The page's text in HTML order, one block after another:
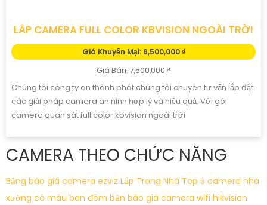
LẮP CAMERA FULL COLOR KBVISION NGOÀI TRỜI
Giá Khuyến Mại: 6,500,000 ₫
Giá Bán: 7,500,000 ₫
Chúng tôi công ty an thành phát chúng tôi chuyên tư vấn lắp đặt
các giải pháp camera an ninh hợp lý và hiệu quả. Với gói
camera quan sát full color kbvision ngoài trời
CAMERA THEO CHỨC NĂNG
Bảng báo giá camera ezviz Lắp Trong Nhà Top 5 camera nhà
xưởng có màu ban đêm bản báo giá camera wifi hikvision